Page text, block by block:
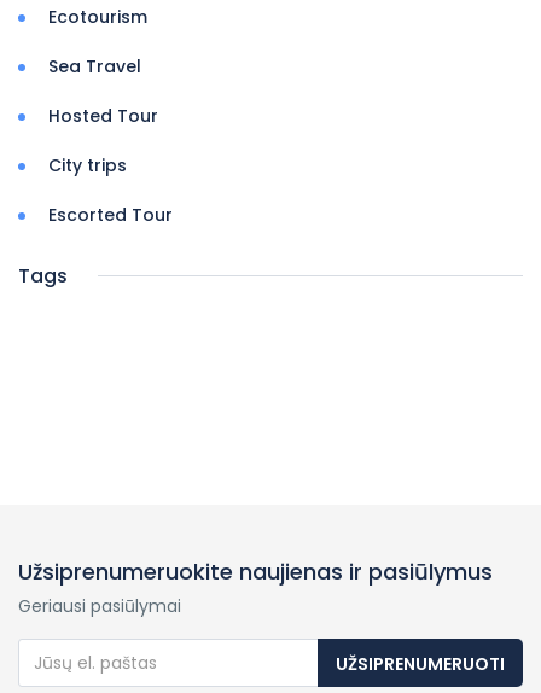
Ecotourism
Sea Travel
Hosted Tour
City trips
Escorted Tour
Tags
Užsiprenumeruokite naujienas ir pasiūlymus
Geriausi pasiūlymai
UŽSIPRENUMERUOTI